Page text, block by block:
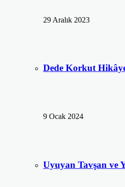
29 Aralık 2023
Dede Korkut
9 Ocak 2024
Uyuyan Tavşan ve